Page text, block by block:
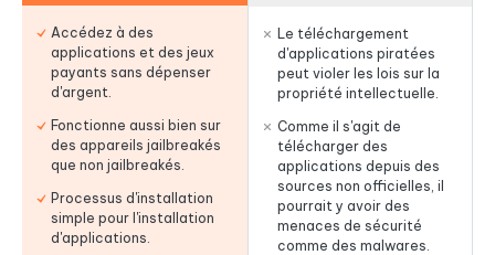
Accédez à des
applications et des jeux
payants sans dépenser
d'argent.
Fonctionne aussi bien sur
des appareils jailbreakés
que non jailbreakés.
Processus d'installation
simple pour l'installation
d'applications.
Le téléchargement
d'applications piratées
peut violer les lois sur la
propriété intellectuelle.
Comme il s'agit de
télécharger des
applications depuis des
sources non officielles, il
pourrait y avoir des
menaces de sécurité
comme des malwares.